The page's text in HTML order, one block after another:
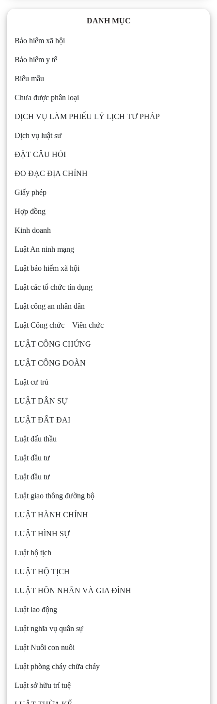
DANH MỤC
Bảo hiểm xã hội
Bảo hiểm y tế
Biểu mẫu
Chưa được phân loại
DỊCH VỤ LÀM PHIẾU LÝ LỊCH TƯ PHÁP
Dịch vụ luật sư
ĐẶT CÂU HỎI
ĐO ĐẠC ĐỊA CHÍNH
Giấy phép
Hợp đồng
Kinh doanh
Luật An ninh mạng
Luật bảo hiểm xã hội
Luật các tổ chức tín dụng
Luật công an nhân dân
Luật Công chức – Viên chức
LUẬT CÔNG CHỨNG
LUẬT CÔNG ĐOÀN
Luật cư trú
LUẬT DÂN SỰ
LUẬT ĐẤT ĐAI
Luật đấu thầu
Luật đầu tư
Luật đầu tư
Luật giao thông đường bộ
LUẬT HÀNH CHÍNH
LUẬT HÌNH SỰ
Luật hộ tịch
LUẬT HỘ TỊCH
LUẬT HÔN NHÂN VÀ GIA ĐÌNH
Luật lao động
Luật nghĩa vụ quân sự
Luật Nuôi con nuôi
Luật phòng cháy chữa cháy
Luật sở hữu trí tuệ